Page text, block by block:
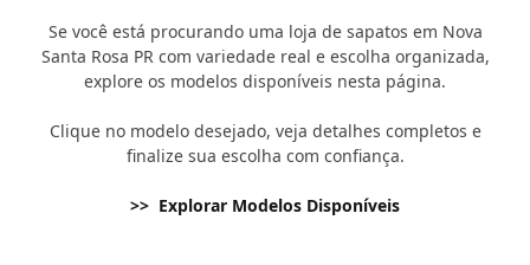
Se você está procurando uma loja de sapatos em Nova
Santa Rosa PR com variedade real e escolha organizada,
explore os modelos disponíveis nesta página.
Clique no modelo desejado, veja detalhes completos e
finalize sua escolha com confiança.
>> Explorar Modelos Disponíveis